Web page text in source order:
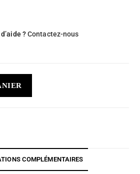
?Contactez-nous
COMPLÉMENTAIRES